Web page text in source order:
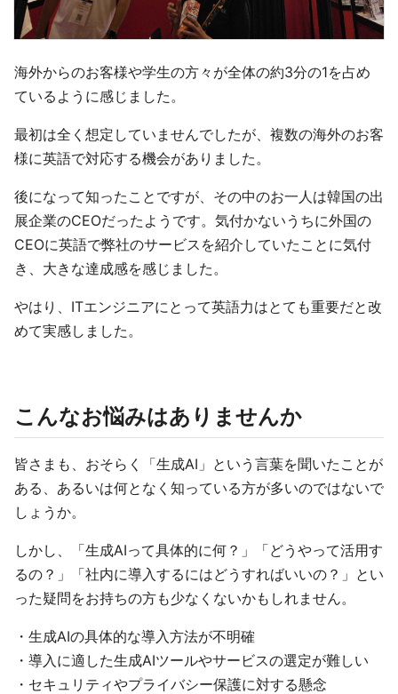
海外からのお客様や学生の方々が全体の約3分の1を占め
ているように感じました。
最初は全く想定していませんでしたが、複数の海外のお客
様に英語で対応する機会がありました。
後になって知ったことですが、その中のお一人は韓国の出
展企業のCEOだったようです。気付かないうちに外国の
CEOに英語で弊社のサービスを紹介していたことに気付
き、大きな達成感を感じました。
やはり、ITエンジニアにとって英語力はとても重要だと改
めて実感しました。
こんなお悩みはありませんか
皆さまも、おそらく「生成AI」という言葉を聞いたことが
ある、あるいは何となく知っている方が多いのではないで
しょうか。
しかし、「生成AIって具体的に何？」「どうやって活用す
るの？」「社内に導入するにはどうすればいいの？」とい
った疑問をお持ちの方も少なくないかもしれません。
・生成AIの具体的な導入方法が​不明確​
・導入に適した生成AIツールやサービスの選定が難しい​
・セキュリティやプライバシー保護に対する懸念​